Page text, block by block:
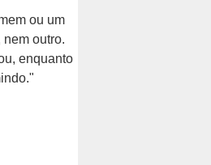
ou um
outro.
enquanto